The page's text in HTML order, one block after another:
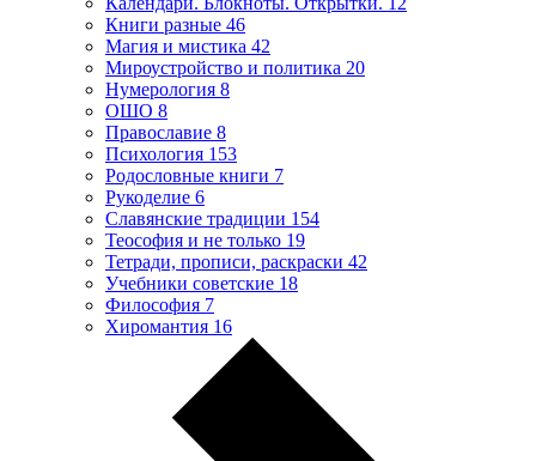
Книги разные 46
Магия и мистика 42
Мироустройство и политика 20
Нумерология 8
ОШО 8
Православие 8
Психология 153
Родословные книги 7
Рукоделие 6
Славянские традиции 154
Теософия и не только 19
Тетради, прописи, раскраски 42
Учебники советские 18
Философия 7
Хиромантия 16